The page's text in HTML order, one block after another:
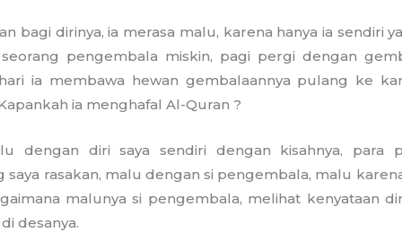
bagi dirinya, ia merasa malu, karena hanya ia sendiri
pengembala miskin, pagi pergi dengan
ia membawa hewan gembalaannya pulang ke
ia menghafal Al-Quran ?
dengan diri saya sendiri dengan kisahnya, para
saya rasakan, malu dengan si pengembala, malu
malunya si pengembala, melihat kenyataan
desanya.